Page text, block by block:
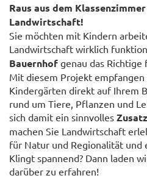
Raus aus dem
Landwirtschaft!
Sie möchten mit Kindern
Landwirtschaft wirklich
Bauernhof genau das Richtige
Mit diesem Projekt empfangen
Kindergärten direkt auf Ihrem
rund um Tiere, Pflanzen und
sich damit ein sinnvolles
machen Sie Landwirtschaft
für Natur und Regionalität und
Klingt spannend? Dann laden
darüber zu erfahren!